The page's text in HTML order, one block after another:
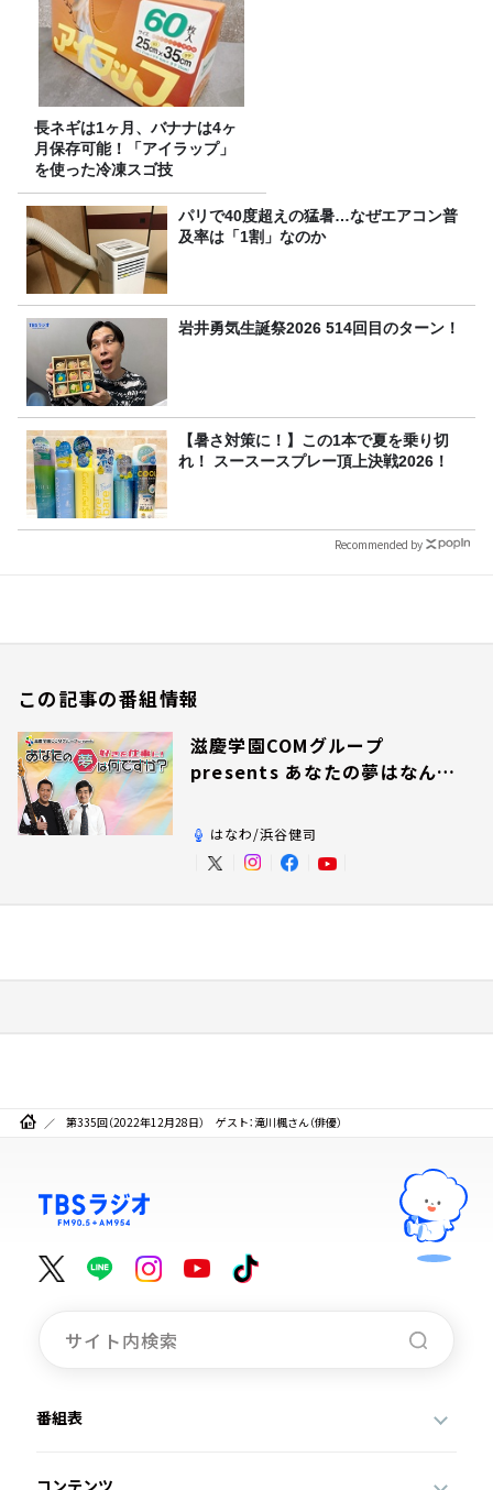
長ネギは1ヶ月、バナナは4ヶ
月保存可能！「アイラップ」
を使った冷凍スゴ技
パリで40度超えの猛暑…なぜエアコン普
及率は「1割」なのか
岩井勇気生誕祭2026 514回目のターン！
【暑さ対策に！】この1本で夏を乗り切
れ！ スースースプレー頂上決戦2026！
Recommended by
この記事の番組情報
滋慶学園COMグループ
presents あなたの夢はなんで
はなわ/浜谷健司
第335回（2022年12月28日） ゲスト：滝川楓さん（俳優）
番組表